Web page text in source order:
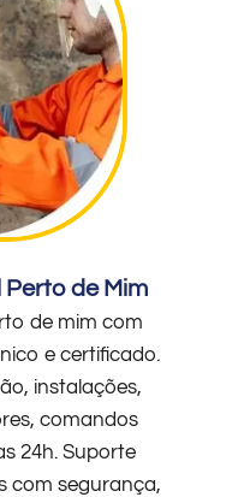
de Mim
de mim com
e certificado.
instalações,
comandos
24h. Suporte
com segurança,